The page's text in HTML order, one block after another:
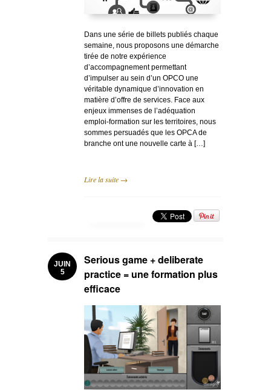
Dans une série de billets publiés chaque
semaine, nous proposons une démarche
tirée de notre expérience
d’accompagnement permettant
d’impulser au sein d’un OPCO une
véritable dynamique d’innovation en
matière d’offre de services. Face aux
enjeux immenses de l’adéquation
emploi-formation sur les territoires, nous
sommes persuadés que les OPCA de
branche ont une nouvelle carte à […]
Lire la suite →
JUIN
5
Serious game + deliberate
practice = une formation plus
efficace